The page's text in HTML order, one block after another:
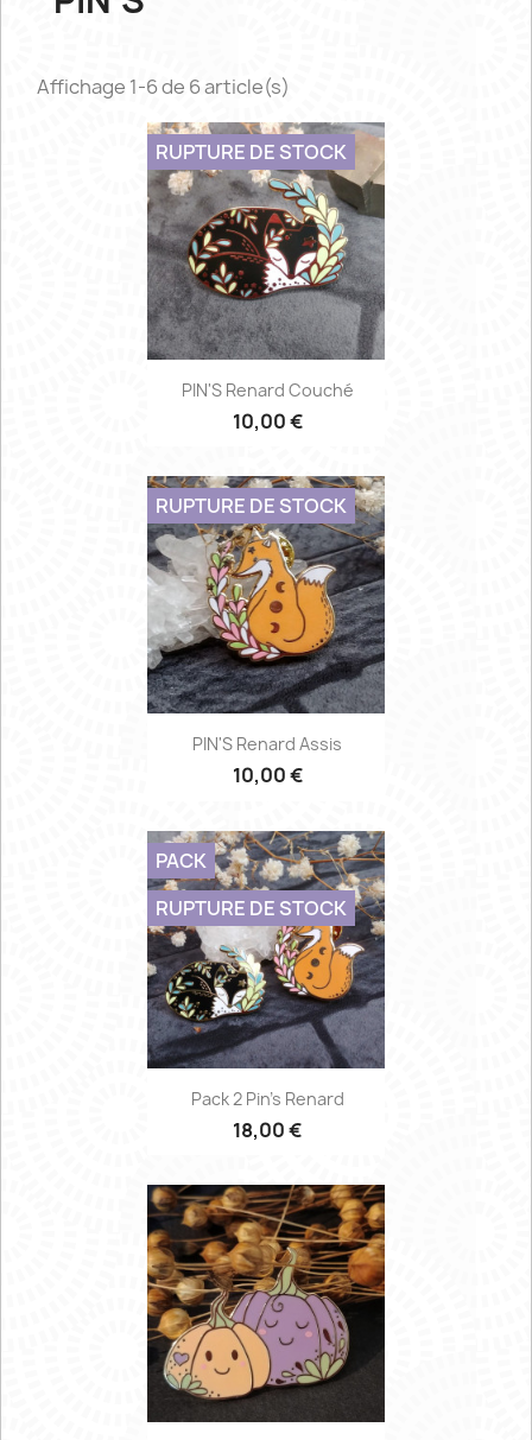
Affichage 1-6 de 6 article(s)
PIN'S Renard Couché
10,00 €
RUPTURE DE STOCK
PIN'S Renard Assis
10,00 €
RUPTURE DE STOCK
Pack 2 Pin's Renard
18,00 €
PACK
RUPTURE DE STOCK